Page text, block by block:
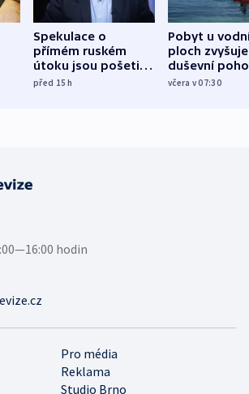
Spekulace o
přímém ruském
útoku jsou pošetilé,
míní estonský
před 15h
Pobyt u
ploch zvyšuje
duševní
ukázala
včera v 07:30
Pro média
Reklama
Studio Brno
hodin